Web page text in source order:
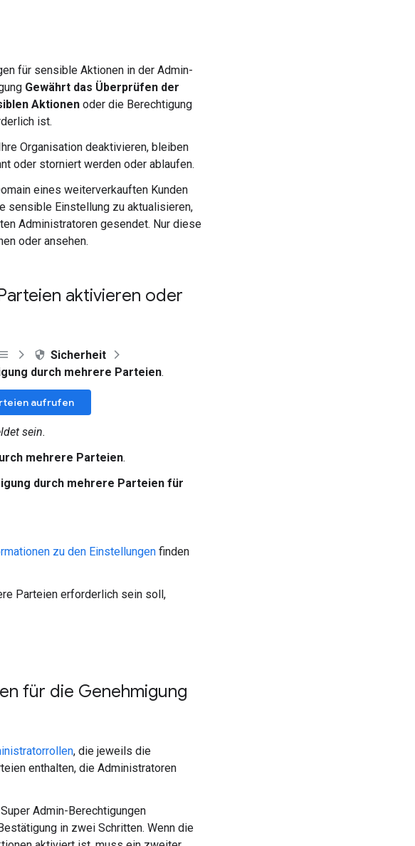
für sensible Aktionen in der Admin-
Gewährt das Überprüfen der
Aktionen oder die Berechtigung
ist.
Organisation deaktivieren, bleiben
oder storniert werden oder ablaufen.
eines weiterverkauften Kunden
sensible Einstellung zu aktualisieren,
Administratoren gesendet. Nur diese
oder ansehen.
aktivieren oder
Sicherheit
durch mehrere Parteien.
aufrufen
sein.
mehrere Parteien.
durch mehrere Parteien für
zu den Einstellungen finden
Parteien erforderlich sein soll,
für die Genehmigung
, die jeweils die
enthalten, die Administratoren
Admin-Berechtigungen
in zwei Schritten. Wenn die